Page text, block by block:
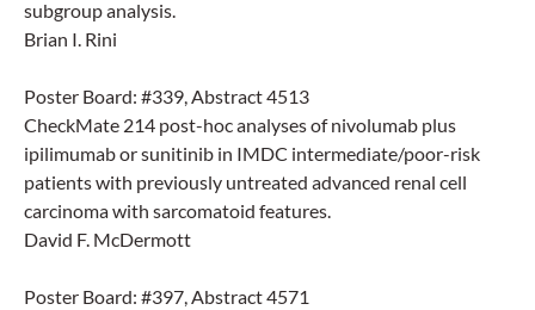
subgroup analysis.
Brian I. Rini
Poster Board: #339, Abstract 4513
CheckMate 214 post-hoc analyses of nivolumab plus
ipilimumab or sunitinib in IMDC intermediate/poor-risk
patients with previously untreated advanced renal cell
carcinoma with sarcomatoid features.
David F. McDermott
Poster Board: #397, Abstract 4571